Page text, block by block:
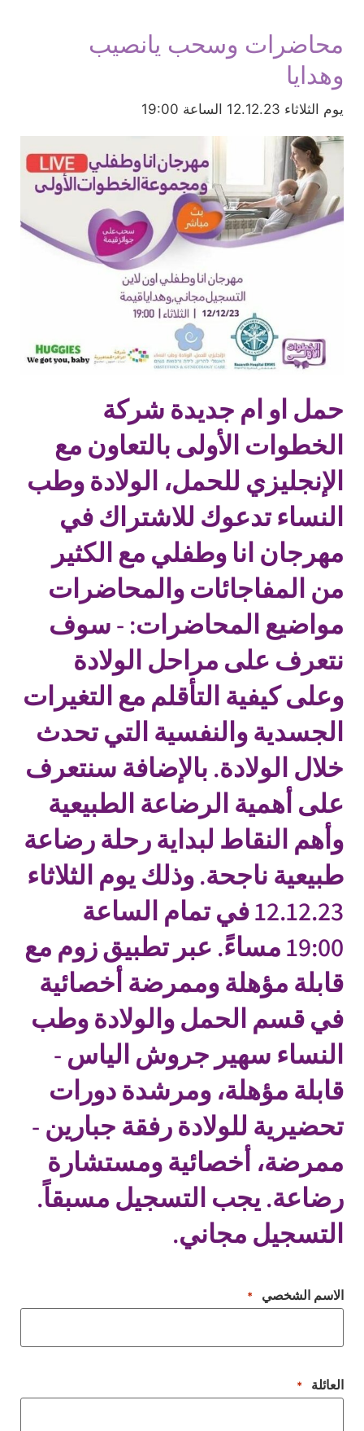
محاضرات وسحب يانصيب
وهدايا
يوم الثلاثاء 12.12.23 الساعة 19:00
حمل او ام جديدة شركة
الخطوات الأولى بالتعاون مع
الإنجليزي للحمل، الولادة وطب
النساء تدعوك للاشتراك في
مهرجان انا وطفلي مع الكثير
من المفاجائات والمحاضرات
مواضيع المحاضرات: - سوف
نتعرف على مراحل الولادة
وعلى كيفية التأقلم مع التغيرات
الجسدية والنفسية التي تحدث
خلال الولادة. بالإضافة سنتعرف
على أهمية الرضاعة الطبيعية
وأهم النقاط لبداية رحلة رضاعة
طبيعية ناجحة. وذلك يوم الثلاثاء
12.12.23 في تمام الساعة
19:00 مساءً. عبر تطبيق زوم مع
قابلة مؤهلة وممرضة أخصائية
في قسم الحمل والولادة وطب
النساء سهير جروش الياس -
قابلة مؤهلة، ومرشدة دورات
تحضيرية للولادة رفقة جبارين -
ممرضة، أخصائية ومستشارة
رضاعة. يجب التسجيل مسبقاً.
التسجيل مجاني.
الاسم الشخصي *
العائلة *